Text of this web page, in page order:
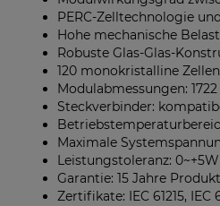
PERC-Zelltechnologie
Hohe mechanische
Robuste Glas-Glas-
120 monokristalline
Modulabmessungen:
Steckverbinder:
Maximale
Leistungstoleranz:
Garantie: 15 Jahre
Zertifikate: IEC 61215,